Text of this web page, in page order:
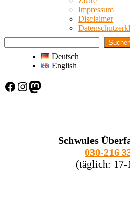
Impressum
Disclaimer
Deutsch
English
Facebook Instagram Mastodon
Schwules
030-216
(täglich: 17-